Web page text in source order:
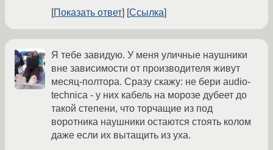
Показать ответ
Ссылка
Я тебе завидую. У меня уличные наушники
вне зависимости от производителя живут
месяц-полтора. Сразу скажу: не бери audio-
technica - у них кабель на морозе дубеет до
такой степени, что торчащие из под
воротника наушники остаются стоять колом
даже если их вытащить из уха.